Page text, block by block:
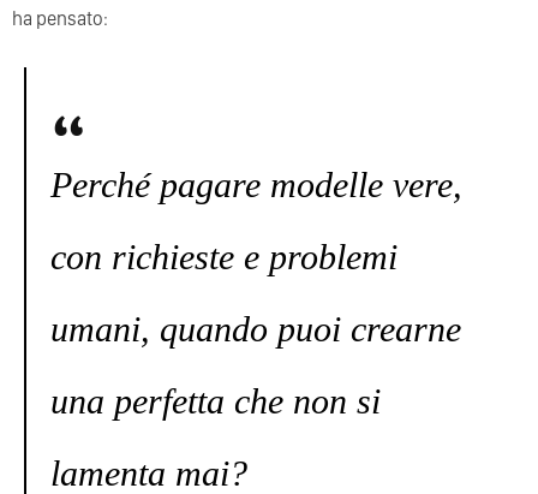
ha pensato:
Perché pagare modelle vere,
con richieste e problemi
umani, quando puoi crearne
una perfetta che non si
lamenta mai?